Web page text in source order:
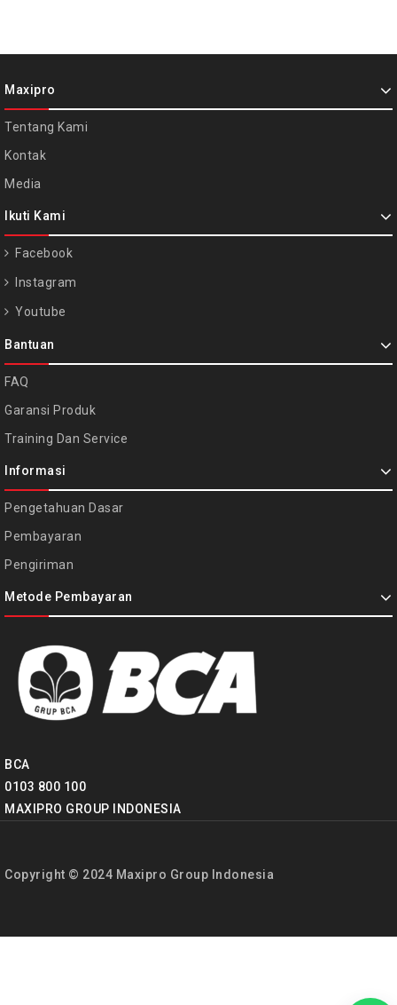
Maxipro
Tentang Kami
Kontak
Media
Ikuti Kami
Facebook
Instagram
Youtube
Bantuan
FAQ
Garansi Produk
Training Dan Service
Informasi
Pengetahuan Dasar
Pembayaran
Pengiriman
Metode Pembayaran
BCA
0103 800 100
MAXIPRO GROUP INDONESIA
Copyright © 2024 Maxipro Group Indonesia